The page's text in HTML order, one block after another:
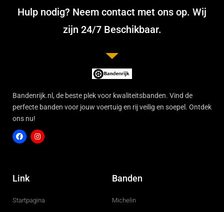
Hulp nodig? Neem contact met ons op. Wij
zijn 24/7 Beschikbaar.
Bandenrijk.nl, de beste plek voor kwaliteitsbanden. Vind de
perfecte banden voor jouw voertuig en rij veilig en soepel. Ontdek
ons nu!
c
e
o
g
r
Link
Startpagina
Banden
Michelin